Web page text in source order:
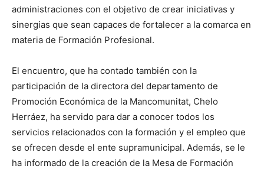
administraciones con el objetivo de crear iniciativas y
sinergias que sean capaces de fortalecer a la comarca en
materia de Formación Profesional.
El encuentro, que ha contado también con la
participación de la directora del departamento de
Promoción Económica de la Mancomunitat, Chelo
Herráez, ha servido para dar a conocer todos los
servicios relacionados con la formación y el empleo que
se ofrecen desde el ente supramunicipal. Además, se le
ha informado de la creación de la Mesa de Formación